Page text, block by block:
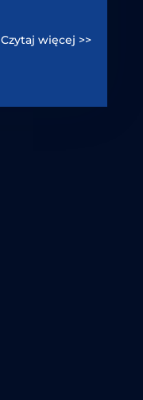
Czytaj więcej >>